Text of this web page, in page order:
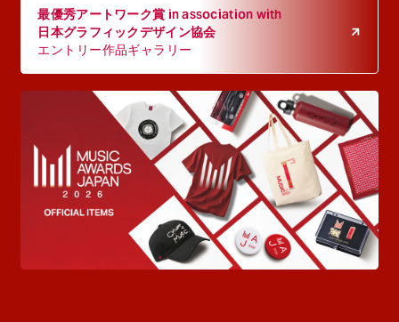
最優秀アートワーク賞 in association with
日本グラフィックデザイン協会
エントリー作品ギャラリー